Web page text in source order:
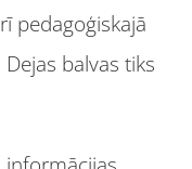
pedagoģiskajā
balvas tiks